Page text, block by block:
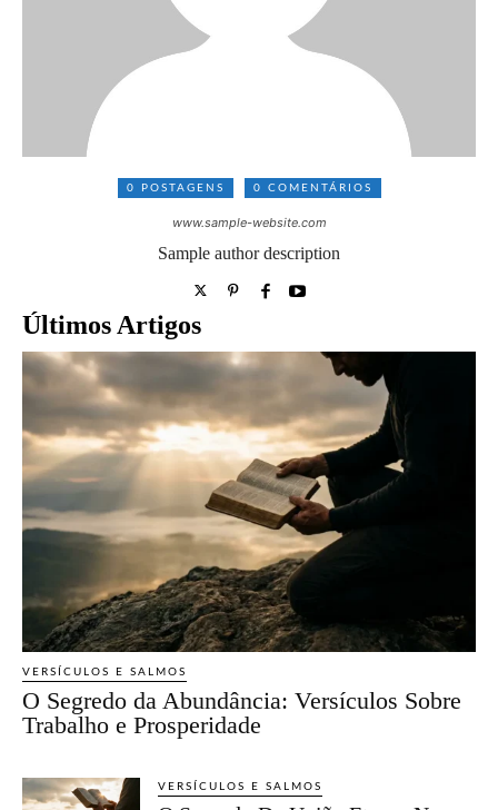
0 POSTAGENS 0 COMENTÁRIOS
www.sample-website.com
Sample author description
Últimos Artigos
VERSÍCULOS E SALMOS
O Segredo da Abundância: Versículos Sobre
Trabalho e Prosperidade
VERSÍCULOS E SALMOS